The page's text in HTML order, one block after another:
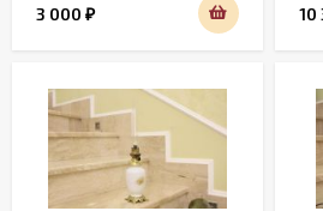
3 000 ₽ 10